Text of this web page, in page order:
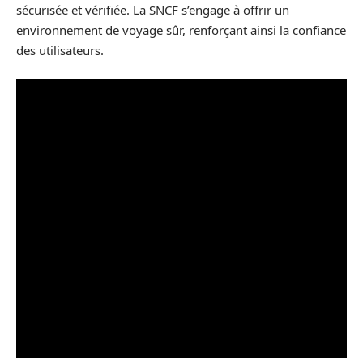
sécurisée et vérifiée. La SNCF s’engage à offrir un
environnement de voyage sûr, renforçant ainsi la confiance
des utilisateurs.